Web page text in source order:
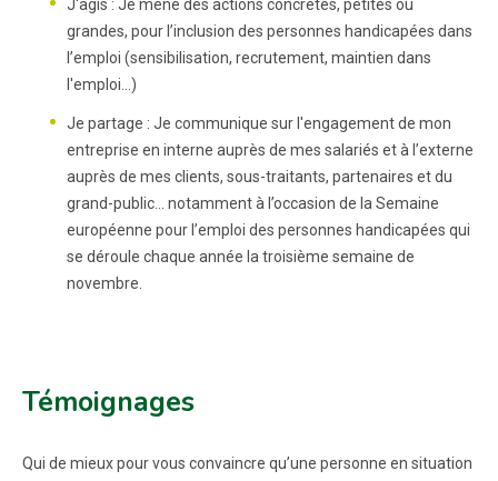
J'agis : Je mène des actions concrètes, petites ou
grandes, pour l’inclusion des personnes handicapées dans
l’emploi (sensibilisation, recrutement, maintien dans
l'emploi...)
Je partage : Je communique sur l'engagement de mon
entreprise en interne auprès de mes salariés et à l’externe
auprès de mes clients, sous-traitants, partenaires et du
grand-public… notamment à l’occasion de la Semaine
européenne pour l’emploi des personnes handicapées qui
se déroule chaque année la troisième semaine de
novembre.
Témoignages
Qui de mieux pour vous convaincre qu’une personne en situation